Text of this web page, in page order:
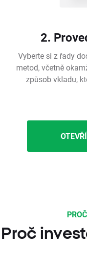
2.
Vyberte si z řady
metod, včetně
způsob vkladu,
Proč